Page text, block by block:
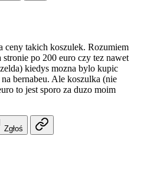
ceny takich koszulek. Rozumiem
po 200 euro czy tez nawet
kiedys mozna bylo kupic
bernabeu. Ale koszulka (nie
to jest sporo za duzo moim
Zgłoś